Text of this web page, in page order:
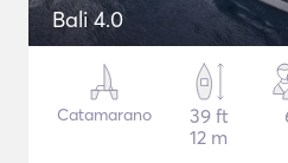
Bali 4.0
Catamarano
39 ft
12 m